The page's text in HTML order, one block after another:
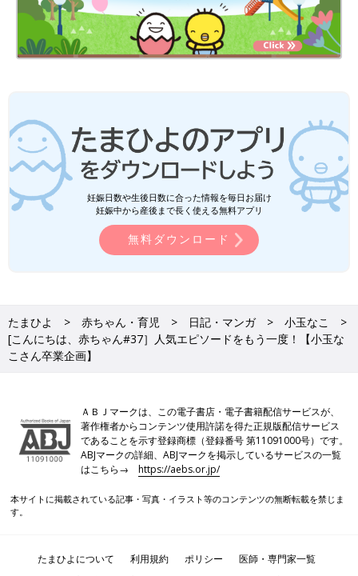
妊娠日数や生後日数に合った情報を毎日お届け
妊娠中から産後まで長く使える無料アプリ
無料ダウンロード
たまひよ 赤ちゃん・育児 日記・マンガ
小玉なこ
[こんにちは、赤ちゃん#37］人気エピソードをもう一度！【小玉な
こさん卒業企画】
ＡＢＪマークは、この電子書店・電子書籍配信サービスが、
著作権者からコンテンツ使用許諾を得た正規版配信サービス
であることを示す登録商標（登録番号 第11091000号）です。
ABJマークの詳細、ABJマークを掲示しているサービスの一覧
はこちら→https://aebs.or.jp/
本サイトに掲載されている記事・写真・イラスト等のコンテンツの無断転載を禁じま
す。
たまひよについて 利用規約 ポリシー
医師・専門家一覧